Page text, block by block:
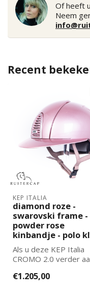
Of heeft
Neem
Recent
KEP ITALIA
diamond roze -
swarovski frame -
powder rose
kinbandje - polo
Als u deze KEP Italia
CROMO 2.0 verder
wensen kun...
€1.205,00